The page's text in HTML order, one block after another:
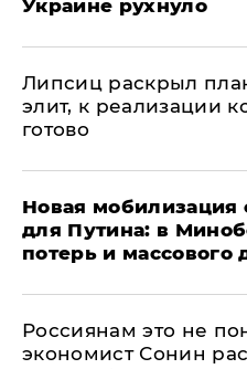
Украине рухнуло
Липсиц раскрыл
элит, к реализации
готово
​Новая мобилизация
для Путина: в
потерь и массового
Россиянам это не
экономист Сонин